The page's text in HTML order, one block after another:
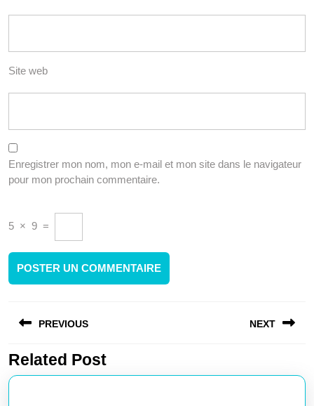
Site web
Enregistrer mon nom, mon e-mail et mon site dans le navigateur
pour mon prochain commentaire.
5 × 9 =
de
l’article
PREVIOUS
Article
précédent
NEXT
suivant
Related Post